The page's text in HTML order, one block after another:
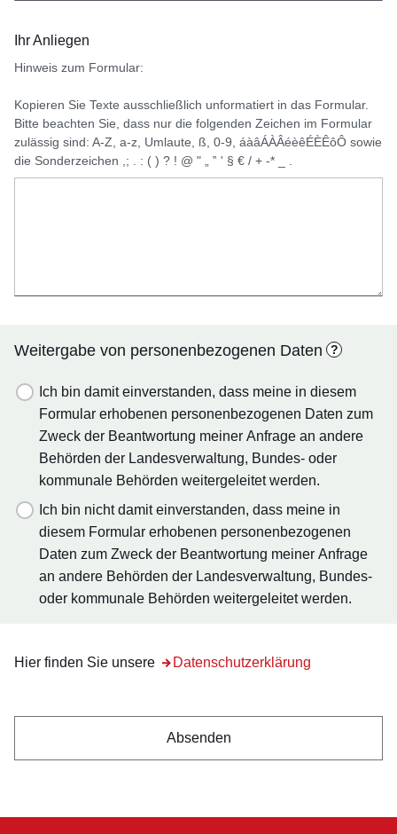
Ihr Anliegen
Hinweis zum Formular:
Kopieren Sie Texte ausschließlich unformatiert in das Formular.
Bitte beachten Sie, dass nur die folgenden Zeichen im Formular
zulässig sind: A-Z, a-z, Umlaute, ß, 0-9, áàâÁÀÂéèêÉÈÊôÔ sowie
die Sonderzeichen ,; . : ( ) ? ! @ " „ ‟ ' § € / + -* _ .
Weitergabe von personenbezogenen Daten ?
Ich bin damit einverstanden, dass meine in diesem
Formular erhobenen personenbezogenen Daten zum
Zweck der Beantwortung meiner Anfrage an andere
Behörden der Landesverwaltung, Bundes- oder
kommunale Behörden weitergeleitet werden.
Ich bin nicht damit einverstanden, dass meine in
diesem Formular erhobenen personenbezogenen
Daten zum Zweck der Beantwortung meiner Anfrage
an andere Behörden der Landesverwaltung, Bundes-
oder kommunale Behörden weitergeleitet werden.
Hier finden Sie unsere Datenschutzerklärung
Öffnet sich in einem neuen Fenster